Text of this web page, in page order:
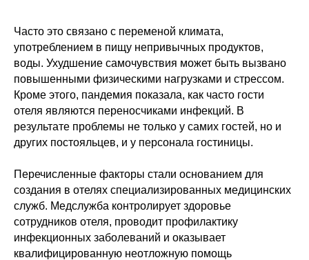
Часто это связано с переменой климата,
употреблением в пищу непривычных продуктов,
воды. Ухудшение самочувствия может быть вызвано
повышенными физическими нагрузками и стрессом.
Кроме этого, пандемия показала, как часто гости
отеля являются переносчиками инфекций. В
результате проблемы не только у самих гостей, но и
других постояльцев, и у персонала гостиницы.
Перечисленные факторы стали основанием для
создания в отелях специализированных медицинских
служб. Медслужба контролирует здоровье
сотрудников отеля, проводит профилактику
инфекционных заболеваний и оказывает
квалифицированную неотложную помощь